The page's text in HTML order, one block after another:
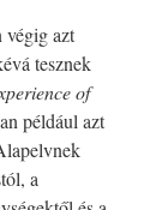
végig azt
tesznek
of
például azt
a